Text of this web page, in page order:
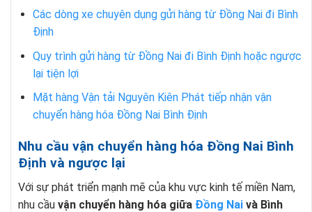
Các dòng xe chuyên dụng gửi hàng từ Đồng Nai đi Bình
Định
Quy trình gửi hàng từ Đồng Nai đi Bình Định hoặc ngược
lại tiện lợi
Mặt hàng Vận tải Nguyên Kiên Phát tiếp nhận vận
chuyển hàng hóa Đồng Nai Bình Định
Nhu cầu vận chuyển hàng hóa Đồng Nai Bình
Định và ngược lại
Với sự phát triển mạnh mẽ của khu vực kinh tế miền Nam,
nhu cầu vận chuyển hàng hóa giữa Đồng Nai và Bình